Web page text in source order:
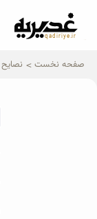
qadiriye.ir
نشریه ی غدیریه-بیانات استاد
صفحه نخست نصایح